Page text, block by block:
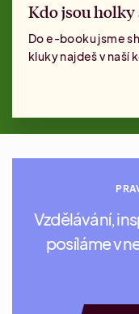
Kdo jsou holky
Do e-booku jsme
kluky najdeš v naší
Vzdělávání,
posíláme v